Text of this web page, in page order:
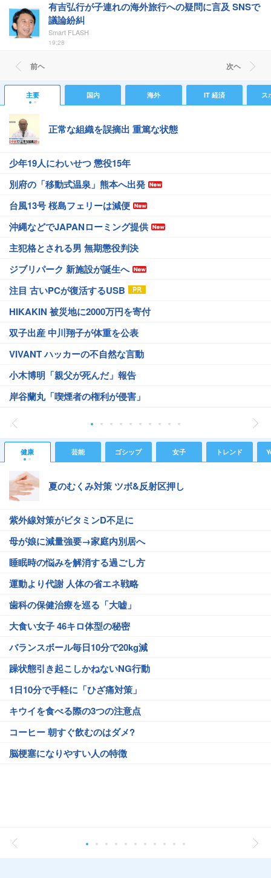
有吉弘行が子連れの海外旅行への疑問に言及 SNSで
議論紛糾
Smart FLASH
19:28
前ヘ 次ヘ
主要 国内 海外 IT 経済 ス
正常な組織を誤摘出 重篤な状態
少年19人にわいせつ 懲役15年
別府の「移動式温泉」熊本へ出発
台風13号 桜島フェリーは減便
沖縄などでJAPANローミング提供
主犯格とされる男 無期懲役判決
ジブリパーク 新施設が誕生へ
注目 古いPCが復活するUSB
HIKAKIN 被災地に2000万円を寄付
双子出産 中川翔子が体重を公表
VIVANT ハッカーの不自然な言動
小木博明「親父が死んだ」報告
岸谷蘭丸「喫煙者の権利が侵害」
健康 芸能 ゴシップ 女子 トレンド
夏のむくみ対策 ツボ&反射区押し
紫外線対策がビタミンD不足に
母が娘に減量強要→家庭内別居へ
睡眠時の悩みを解消する過ごし方
運動より代謝 人体の省エネ戦略
歯科の保健治療を巡る「大嘘」
大食い女子 46キロ体型の秘密
バランスボール毎日10分で20kg減
躁状態引き起こしかねないNG行動
1日10分で手軽に「ひざ痛対策」
キウイを食べる際の3つの注意点
コーヒー 朝すぐ飲むのはダメ?
脳梗塞になりやすい人の特徴